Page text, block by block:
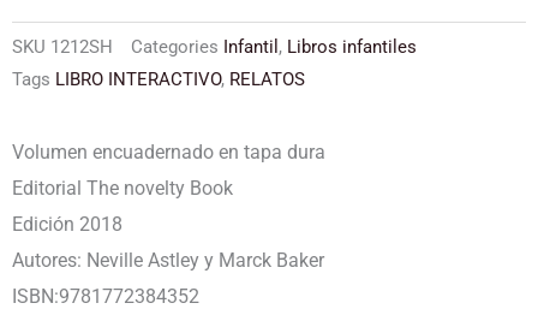
SKU 1212SH Categories Infantil , Libros infantiles
Tags LIBRO INTERACTIVO, RELATOS
Volumen encuadernado en tapa dura
Editorial The novelty Book
Edición 2018
Autores: Neville Astley y Marck Baker
ISBN:9781772384352